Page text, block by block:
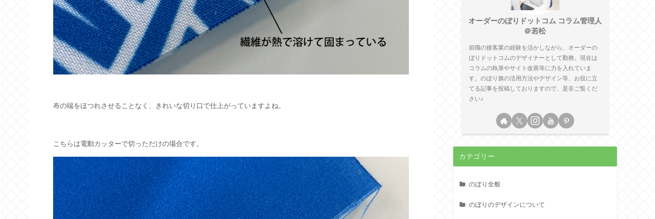
布の端をほつれさせることなく、きれいな切り口で仕上がっていますよね。
こちらは電動カッターで切っただけの場合です。
オーダーのぼりドットコム コラム管理人
＠若松
前職の接客業の経験を活かしながら、オーダーの
ぼりドットコムのデザイナーとして勤務。現在は
コラムの執筆やサイト改善等に力を入れていま
す。のぼり旗の活用方法やデザイン等、お役に立
てる記事を投稿しておりますので、是非ご覧くだ
さい♪
カテゴリー
のぼり全般
のぼりのデザインについて